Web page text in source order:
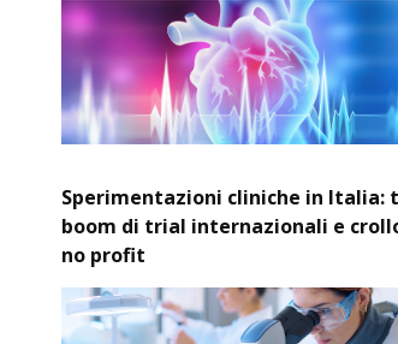
Sperimentazioni cliniche in Italia:
boom di trial internazionali e
no profit